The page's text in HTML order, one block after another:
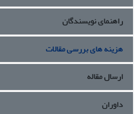
راهنمای نویسندگان
هزینه های بررسی مقالات
ارسال مقاله
داوران